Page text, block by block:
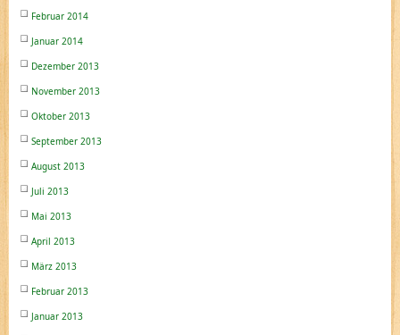
Februar 2014
Januar 2014
Dezember 2013
November 2013
Oktober 2013
September 2013
August 2013
Juli 2013
Mai 2013
April 2013
März 2013
Februar 2013
Januar 2013